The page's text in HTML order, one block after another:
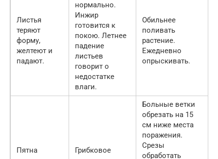
Листья
теряют
форму,
желтеют и
падают.
нормально.
Инжир
готовится к
покою. Летнее
падение
листьев
говорит о
недостатке
влаги.
Обильнее
поливать
растение.
Ежедневно
опрыскивать.
Пятна
Грибковое
Больные ветки
обрезать на 15
см ниже места
поражения.
Срезы
обработать